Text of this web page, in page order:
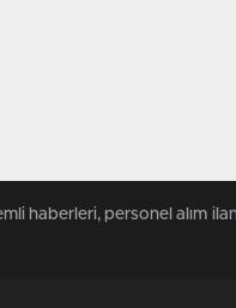
haberleri, personel alım